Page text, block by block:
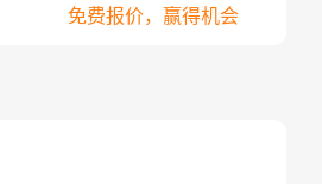
免费报价，赢得机会